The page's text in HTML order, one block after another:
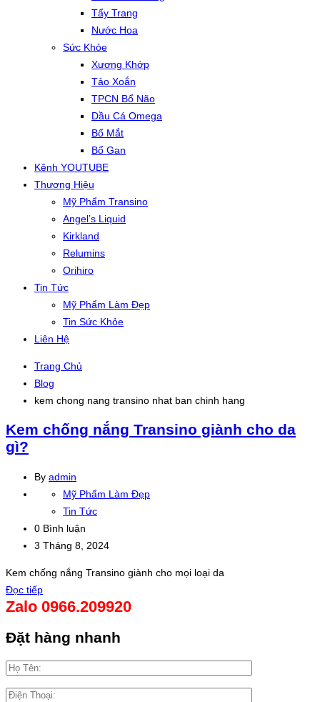
Tẩy Trang
Nước Hoa
Sức Khỏe
Xương Khớp
Tảo Xoắn
TPCN Bổ Não
Dầu Cá Omega
Bổ Mắt
Bổ Gan
Kênh YOUTUBE
Thương Hiệu
Mỹ Phẩm Transino
Angel’s Liquid
Kirkland
Relumins
Orihiro
Tin Tức
Mỹ Phẩm Làm Đẹp
Tin Sức Khỏe
Liên Hệ
Trang Chủ
Blog
kem chong nang transino nhat ban chinh hang
Kem chống nắng Transino giành cho da
gì?
By admin
Mỹ Phẩm Làm Đẹp
Tin Tức
0 Bình luận
3 Tháng 8, 2024
Kem chống nắng Transino giành cho mọi loại da
Đọc tiếp
Zalo 0966.209920
Đặt hàng nhanh